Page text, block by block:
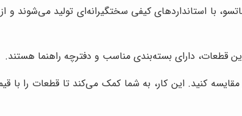
با استانداردهای کیفی سختگیرانه‌ای تولید می‌شوند و
قطعات، دارای بسته‌بندی مناسب و دفترچه راهنما هستند.
کنید. این کار، به شما کمک می‌کند تا قطعات را با